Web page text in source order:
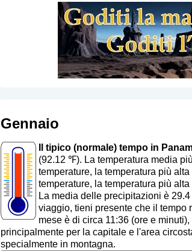
Gennaio
Il tipico (normale) tempo in
(92.12 ℉). La temperatura media
temperature, la temperatura più
temperature, la temperatura più
La media delle precipitazioni è 29.4
viaggio, tieni presente che il tempo
mese è di circa 11:36 (ore e
principalmente per la capitale e l'area
specialmente in montagna.